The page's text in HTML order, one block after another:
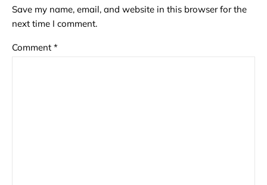
Save my name, email, and website in this browser for the
next time I comment.
Comment *